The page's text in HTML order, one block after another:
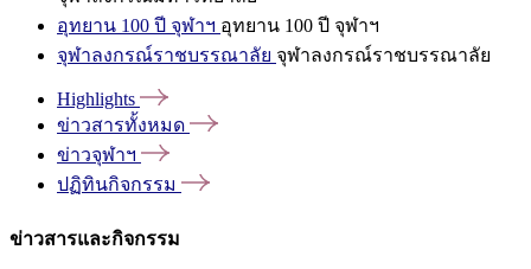
อุทยาน 100 ปี จุฬาฯ อุทยาน 100 ปี จุฬาฯ
จุฬาลงกรณ์ราชบรรณาลัย จุฬาลงกรณ์ราชบรรณาลัย
Highlights
ข่าวสารทั้งหมด
ข่าวจุฬาฯ
ปฏิทินกิจกรรม
ข่าวสารและกิจกรรม